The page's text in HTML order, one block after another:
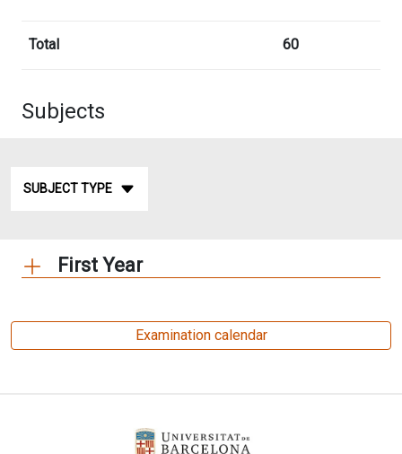
Total 60
Subjects
SUBJECT TYPE
First Year
Examination calendar